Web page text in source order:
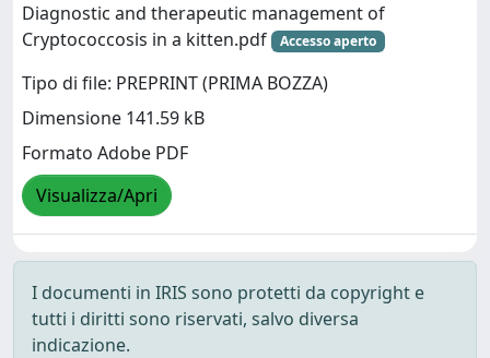
Diagnostic and therapeutic management of
Cryptococcosis in a kitten.pdf
Accesso aperto
Tipo di file: PREPRINT (PRIMA BOZZA)
Dimensione 141.59 kB
Formato Adobe PDF
Visualizza/Apri
I documenti in IRIS sono protetti da copyright e
tutti i diritti sono riservati, salvo diversa
indicazione.